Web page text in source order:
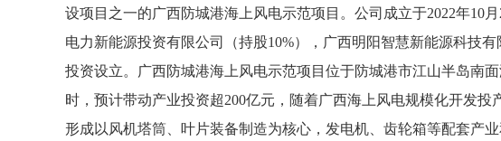
设项目之一的广西防城港海上风电示范项目。公司成立于2022年10
电力新能源投资有限公司（持股10%），广西明阳智慧新能源科技
投资设立。广西防城港海上风电示范项目位于防城港市江山半岛南
时，预计带动产业投资超200亿元，随着广西海上风电规模化开发
形成以风机塔筒、叶片装备制造为核心，发电机、齿轮箱等配套产